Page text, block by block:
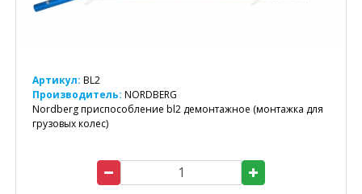
Артикул: BL2
Производитель: NORDBERG
Nordberg приспособление bl2 демонтажное (монтажка для
грузовых колес)